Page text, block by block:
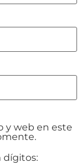
y web en este
dígitos: